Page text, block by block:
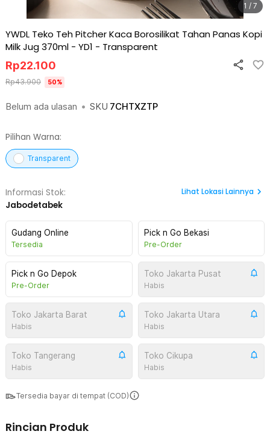
1 / 7
YWDL Teko Teh Pitcher Kaca Borosilikat Tahan Panas Kopi
Milk Jug 370ml - YD1 - Transparent
Belum ada ulasan • SKU 7CHTXZTP
Rp22.100
Rp43.900 50%
Pilihan Warna:
Transparent
Informasi Stok:
Jabodetabek
Lihat Lokasi Lainnya
Gudang Online
Tersedia
Pick n Go Bekasi
Pre-Order
Pick n Go Depok
Pre-Order
Toko Jakarta Pusat
Habis
Toko Jakarta Barat
Habis
Toko Jakarta Utara
Habis
Toko Tangerang
Habis
Toko Cikupa
Habis
Tersedia bayar di tempat (COD)
Rincian Produk